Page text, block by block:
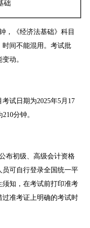
础
，《经济法基础》科目
时间不能混用。考试批
动。
试日期为2025年5月17
分钟。
布初级、高级会计资格
可自行登录全国统一平
知，在考试前打印准考
准考证上明确的考试时